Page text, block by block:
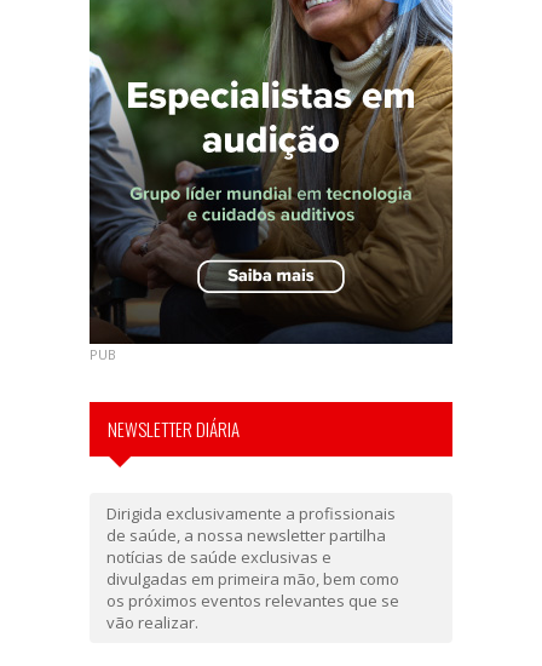
PUB
NEWSLETTER DIÁRIA
Dirigida exclusivamente a profissionais
de saúde, a nossa newsletter partilha
notícias de saúde exclusivas e
divulgadas em primeira mão, bem como
os próximos eventos relevantes que se
vão realizar.